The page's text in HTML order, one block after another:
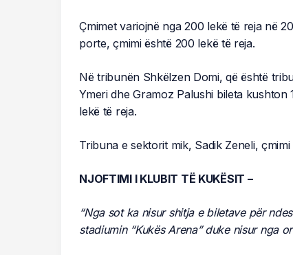
Çmimet variojnë nga 200 lekë të reja në
porte, çmimi është 200 lekë të reja.
Në tribunën Shkëlzen Domi, që është
Ymeri dhe Gramoz Palushi bileta
lekë të reja.
Tribuna e sektorit mik, Sadik Zeneli,
NJOFTIMI I KLUBIT TË KUKËSIT –
“Nga sot ka nisur shitja e biletave për
stadiumin “Kukës Arena” duke nisur nga